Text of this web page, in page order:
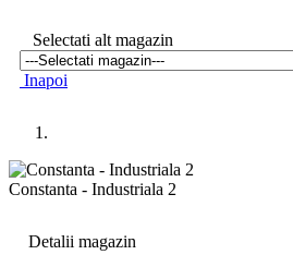
Selectati alt magazin
Inapoi
Constanta - Industriala 2
Detalii magazin